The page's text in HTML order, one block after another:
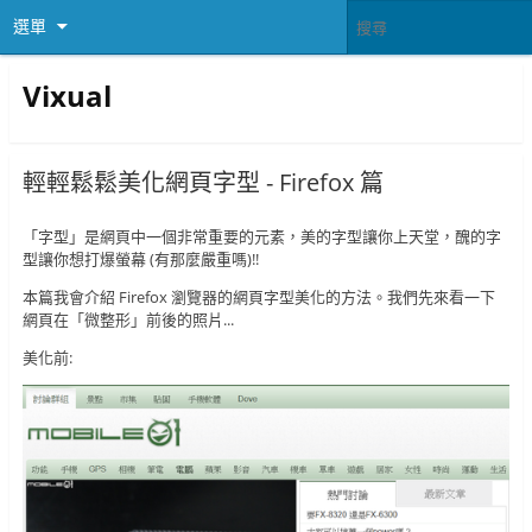
選單
Vixual
輕輕鬆鬆美化網頁字型 - Firefox 篇
「字型」是網頁中一個非常重要的元素，美的字型讓你上天堂，醜的字
型讓你想打爆螢幕 (有那麼嚴重嗎)!!
本篇我會介紹 Firefox 瀏覽器的網頁字型美化的方法。我們先來看一下
網頁在「微整形」前後的照片...
美化前: